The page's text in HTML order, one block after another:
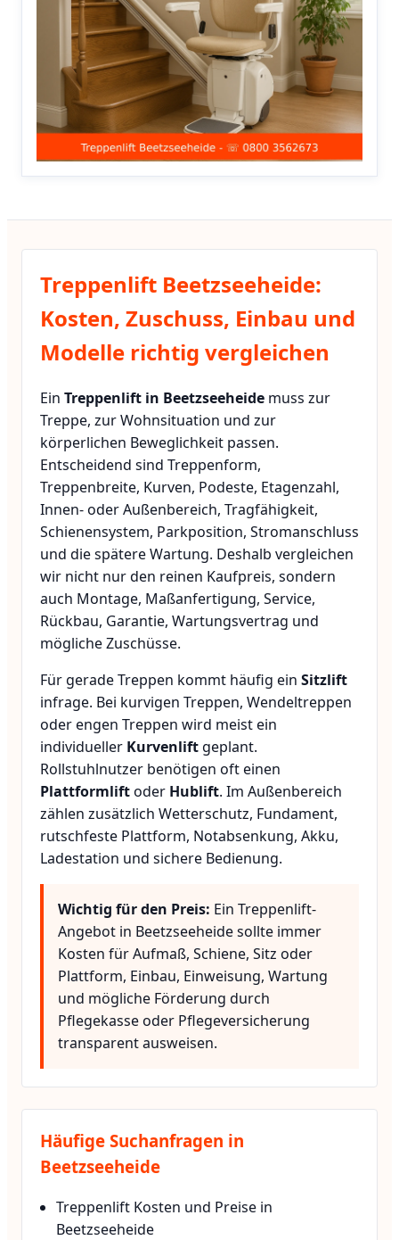
Treppenlift Beetzseeheide:
Kosten, Zuschuss, Einbau und
Modelle richtig vergleichen
Ein Treppenlift in Beetzseeheide muss zur
Treppe, zur Wohnsituation und zur
körperlichen Beweglichkeit passen.
Entscheidend sind Treppenform,
Treppenbreite, Kurven, Podeste, Etagenzahl,
Innen- oder Außenbereich, Tragfähigkeit,
Schienensystem, Parkposition, Stromanschluss
und die spätere Wartung. Deshalb vergleichen
wir nicht nur den reinen Kaufpreis, sondern
auch Montage, Maßanfertigung, Service,
Rückbau, Garantie, Wartungsvertrag und
mögliche Zuschüsse.
Für gerade Treppen kommt häufig ein Sitzlift
infrage. Bei kurvigen Treppen, Wendeltreppen
oder engen Treppen wird meist ein
individueller Kurvenlift geplant.
Rollstuhlnutzer benötigen oft einen
Plattformliftoder Hublift. Im Außenbereich
zählen zusätzlich Wetterschutz, Fundament,
rutschfeste Plattform, Notabsenkung, Akku,
Ladestation und sichere Bedienung.
Wichtig für den Preis: Ein Treppenlift-
Angebot in Beetzseeheide sollte immer
Kosten für Aufmaß, Schiene, Sitz oder
Plattform, Einbau, Einweisung, Wartung
und mögliche Förderung durch
Pflegekasse oder Pflegeversicherung
transparent ausweisen.
Häufige Suchanfragen in
Beetzseeheide
Treppenlift Kosten und Preise in
Beetzseeheide